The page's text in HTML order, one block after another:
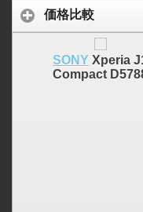
価格比較
SONY Xperia
Compact